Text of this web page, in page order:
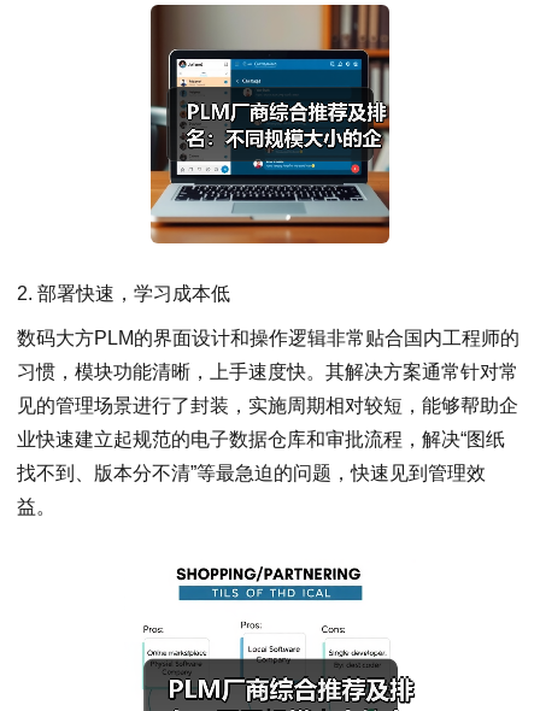
2. 部署快速，学习成本低
数码大方PLM的界面设计和操作逻辑非常贴合国内工程师的
习惯，模块功能清晰，上手速度快。其解决方案通常针对常
见的管理场景进行了封装，实施周期相对较短，能够帮助企
业快速建立起规范的电子数据仓库和审批流程，解决“图纸
找不到、版本分不清”等最急迫的问题，快速见到管理效
益。